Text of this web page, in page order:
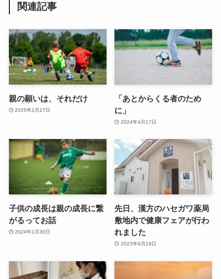
関連記事
親の願いは、それだけ
2025年2月27日
「あとからくる者のため
に」
2024年4月17日
子供の成長は親の成長に繋
がるってお話
2024年1月30日
先日、漢方のハセガワ薬局
敷地内で健康フェアが行わ
れました
2023年6月19日